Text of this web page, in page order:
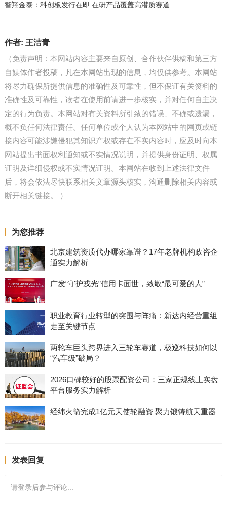
智翔金泰：科创板发行在即 在研产品覆盖高潜质赛道
作者: 王洁青
（免责声明：本网站内容主要来自原创、合作伙伴供稿和第三方
自媒体作者投稿，凡在本网站出现的信息，均仅供参考。本网站
将尽力确保所提供信息的准确性及可靠性，但不保证有关资料的
准确性及可靠性，读者在使用前请进一步核实，并对任何自主决
定的行为负责。本网站对有关资料所引致的错误、不确或遗漏，
概不负任何法律责任。任何单位或个人认为本网站中的网页或链
接内容可能涉嫌侵犯其知识产权或存在不实内容时，应及时向本
网站提出书面权利通知或不实情况说明，并提供身份证明、权属
证明及详细侵权或不实情况证明。本网站在收到上述法律文件
后，将会依法尽快联系相关文章源头核实，沟通删除相关内容或
断开相关链接。 ）
为您推荐
北京建筑资质代办哪家靠谱？17年老牌机构政咨企
通实力解析
广发“守护戎光”信用卡面世，致敬“最可爱的人”
职业教育行业转型的突围与阵痛：新达内经营重组
走至关键节点
两轮车巨头跨界进入三轮车赛道，极巡科技如何以
“汽车级”破局？
2026口碑较好的股票配资公司：三家正规线上实盘
平台服务实力解析
经纬火箭完成1亿元天使轮融资 聚力锻铸航天重器
发表回复
请登录后参与评论...